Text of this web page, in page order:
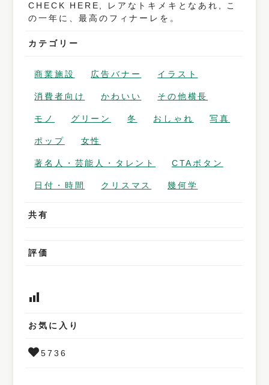
CHECK HERE, レアなトキメキとなあれ, こ
の一年に、最高のフィナーレを。
カテゴリー
商業施設 広告バナー イラスト
消費者向け かわいい その他横長
モノ グリーン 冬 おしゃれ 写真
ポップ 女性
著名人・芸能人・タレント CTAボタン
日付・時間 クリスマス 幾何学
共有
評価
お気に入り
5736